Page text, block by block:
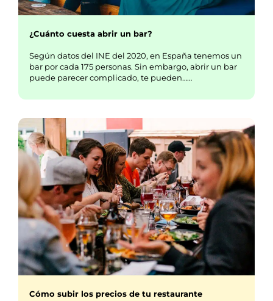
¿Cuánto cuesta abrir un bar?
Según datos del INE del 2020, en España tenemos un
bar por cada 175 personas. Sin embargo, abrir un bar
puede parecer complicado, te pueden……
Cómo subir los precios de tu restaurante